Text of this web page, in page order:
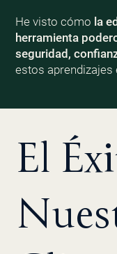
He visto cómo la
herramienta
seguridad,
estos aprendizajes
El